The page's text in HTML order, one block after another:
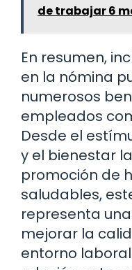
de trabajar 6
En resumen,
en la nómina
numerosos
empleados
Desde el
y el bienestar
promoción de
saludables,
representa
mejorar la
entorno